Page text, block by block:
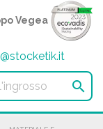
Vegea
